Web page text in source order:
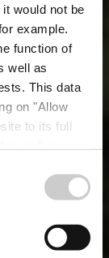
would not be
example.
function of
well as
This data
on "Allow
to its full